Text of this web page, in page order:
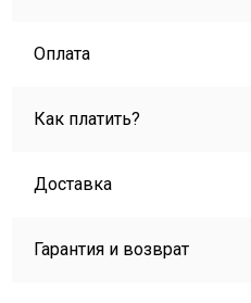
Оплата
Как платить?
Доставка
Гарантия и возврат